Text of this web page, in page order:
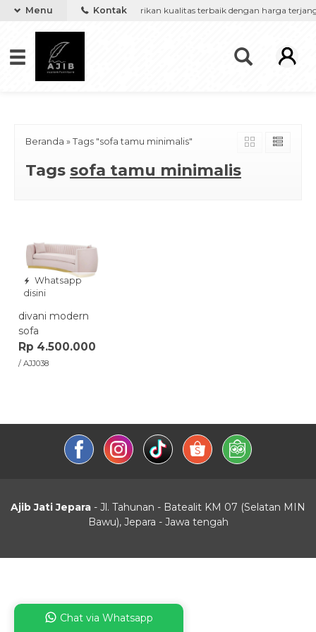
furniture keinginanmu, kami berikan kualitas terbaik dengan harga
Menu Kontak
Beranda » Tags "sofa tamu minimalis"
Tags sofa tamu minimalis
Whatsapp
disini
divani modern
sofa
Rp 4.500.000
/ AJJ038
Ajib Jati Jepara - Jl. Tahunan - Batealit KM 07 (Selatan MIN
Bawu), Jepara - Jawa tengah
Chat via Whatsapp